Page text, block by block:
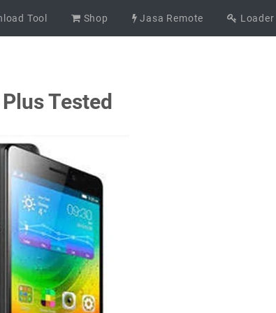
Tool Shop Jasa Remote Loader
Tested